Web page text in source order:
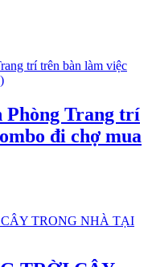
Phòng Trang trí
đi chợ mua